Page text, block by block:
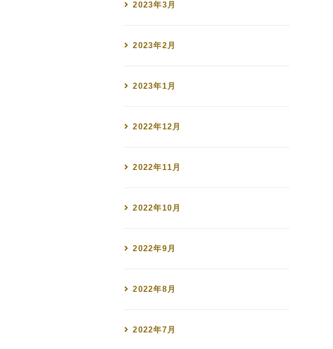
2023年3月
2023年2月
2023年1月
2022年12月
2022年11月
2022年10月
2022年9月
2022年8月
2022年7月